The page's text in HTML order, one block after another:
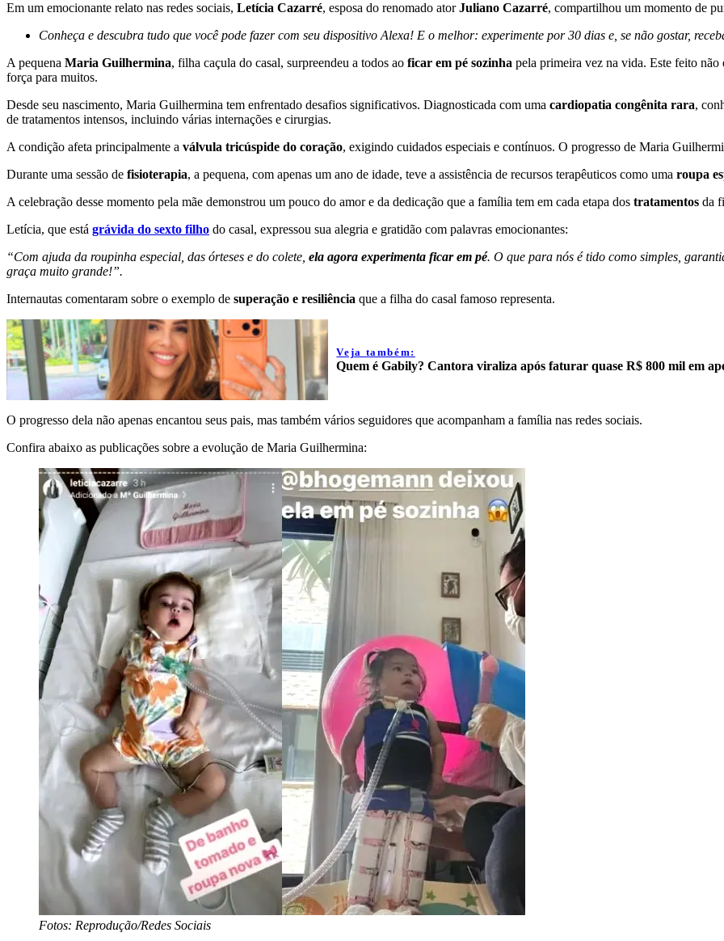
Em um emocionante relato nas redes sociais, Letícia Cazarré, esposa do renomado atorJuliano Cazarré, compartilhou um momento de
Conheça e descubra tudo que você pode fazer com seu dispositivo Alexa! E o melhor: experimente por 30 dias e, se não gostar,
A pequena Maria Guilhermina, filha caçula do casal, surpreendeu a todos ao ficar em pé sozinha pela primeira vez na vida. Este feito não
força para muitos.
Desde seu nascimento, Maria Guilhermina tem enfrentado desafios significativos. Diagnosticada com uma cardiopatia congênita rara,
de tratamentos intensos, incluindo várias internações e cirurgias.
A condição afeta principalmente a válvula tricúspide do coração, exigindo cuidados especiais e contínuos. O progresso de Maria
Durante uma sessão de fisioterapia, a pequena, com apenas um ano de idade, teve a assistência de recursos terapêuticos como uma roupa
A celebração desse momento pela mãe demonstrou um pouco do amor e da dedicação que a família tem em cada etapa dos tratamentos da
Letícia, que está grávida do sexto filho do casal, expressou sua alegria e gratidão com palavras emocionantes:
“Com ajuda da roupinha especial, das órteses e do colete, ela agora experimenta ficar em pé. O que para nós é tido como simples,
graça muito grande!”.
Internautas comentaram sobre o exemplo de superação e resiliência que a filha do casal famoso representa.
Veja também:
Quem é Gabily? Cantora viraliza após faturar quase R$ 800 mil em
O progresso dela não apenas encantou seus pais, mas também vários seguidores que acompanham a família nas redes sociais.
Confira abaixo as publicações sobre a evolução de Maria Guilhermina:
Fotos: Reprodução/Redes Sociais